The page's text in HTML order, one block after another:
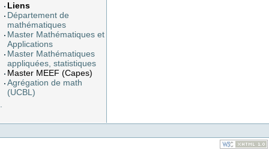
Liens
Département de
mathématiques
Master Mathématiques et
Applications
Master Mathématiques
appliquées, statistiques
Master MEEF (Capes)
Agrégation de math
(UCBL)